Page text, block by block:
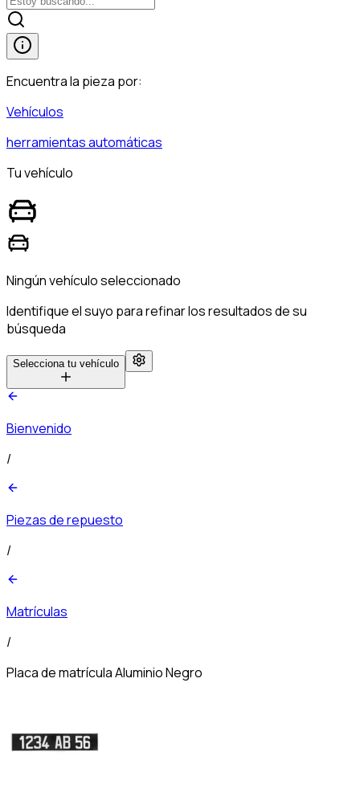
Encuentra la pieza por:
Vehículos
herramientas automáticas
Tu vehículo
Ningún vehículo seleccionado
Identifique el suyo para refinar los resultados de su
búsqueda
Selecciona tu vehículo
Bienvenido
/
Piezas de repuesto
/
Matrículas
/
Placa de matrícula Aluminio Negro